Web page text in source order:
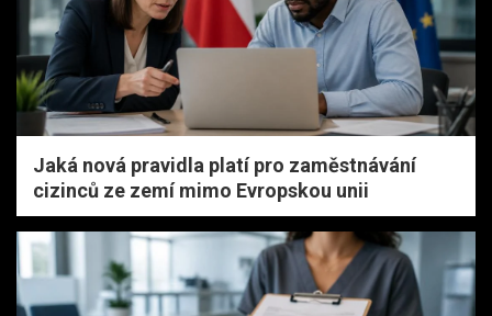
Jaká nová pravidla platí pro zaměstnávání
cizinců ze zemí mimo Evropskou unii